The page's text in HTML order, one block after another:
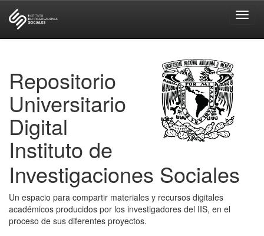
Repositorio
Universitario
Digital
Instituto de
Investigaciones Sociales
Un espacio para compartir materiales y recursos digitales
académicos producidos por los investigadores del IIS, en el
proceso de sus diferentes proyectos.